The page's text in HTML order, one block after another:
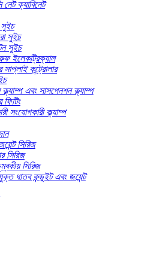
নেট ক্যাবিনেট
সুইচ
সুইচ
সুইচ
ইলেকট্রিক্যাল
সাপ্লাই কন্ট্রোলার
এবং সাসপেনশন ক্ল্যাম্প
ফিটিং
সংযোগকারী ক্ল্যাম্প
সিরিজ
সিরিজ
সিরিজ
ধাতব কন্ডুইট এবং জয়েন্ট